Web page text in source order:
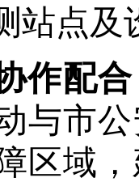
站点及
作配
与市
区域